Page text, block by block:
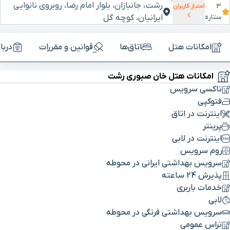
3
ستاره
امتیاز کاربران
رشت، جانبازان، بلوار امام رضا، روبروی نانوایی
ایرانیان، کوچه گل
امکانات هتل اتاق‌ها قوانین و مقررات
امکانات هتل خان صبوری رشت
تاکسی سرویس
فتوکپی
اینترنت در اتاق
پرینتر
اینترنت در لابی
روم سرویس
سرویس بهداشتی ایرانی در محوطه
پذیرش 24 ساعته
خدمات باربری
لابی
سرویس بهداشتی فرنگی در محوطه
تراس عمومی